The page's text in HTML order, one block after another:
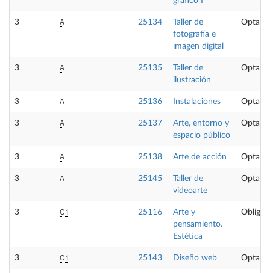
3 A 25134
Taller de
fotografía e
imagen digital
3 A 25135
Taller de
ilustración
3 A 25136 Instalaciones
3 A 25137
Arte, entorno y
espacio público
3 A 25138 Arte de acción
3 A 25145
Taller de
videoarte
3 C1 25116
Arte y
pensamiento.
Estética
3 C1 25143 Diseño web